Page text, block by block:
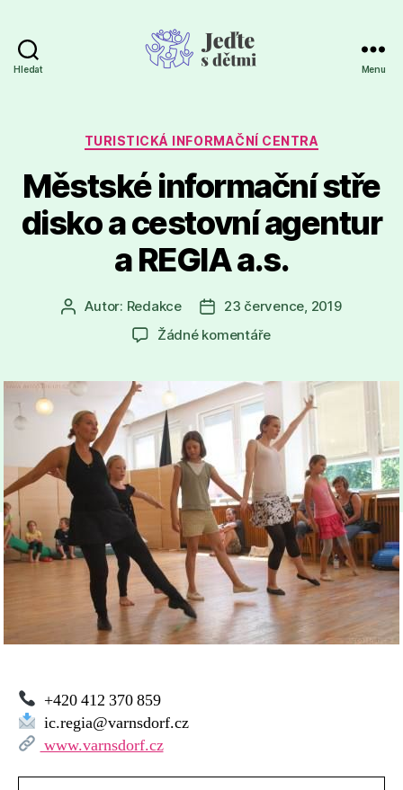
Hledat Menu
Rubriky
TURISTICKÁ INFORMAČNÍ CENTRA
Městské informační stře
disko a cestovní agentur
a REGIA a.s.
AutorAutor: Redakce
Datum
příspěvku
23 července, 2019
Žádné komentářeu
názvem
Městské informační
+420 412 370 859
ic.regia@varnsdorf.cz
www.varnsdorf.cz